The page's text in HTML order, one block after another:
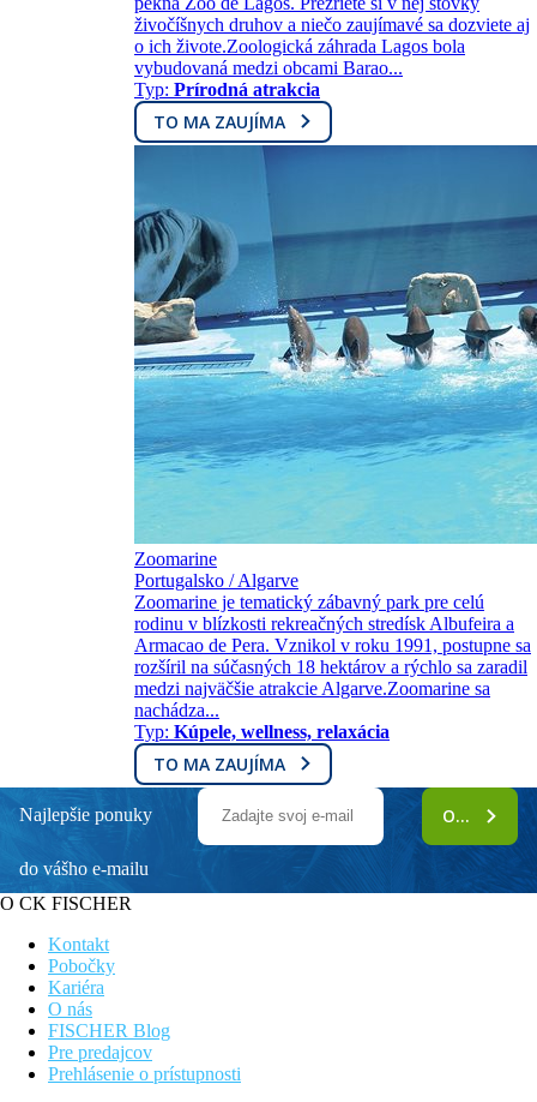
živočíšnych druhov a niečo zaujímavé sa dozviete aj
o ich živote.Zoologická záhrada Lagos bola
vybudovaná medzi obcami Barao...
Typ: Prírodná atrakcia
TO MA ZAUJÍMA
Zoomarine
Portugalsko / Algarve
Zoomarine je tematický zábavný park pre celú
rodinu v blízkosti rekreačných stredísk Albufeira a
Armacao de Pera. Vznikol v roku 1991, postupne sa
rozšíril na súčasných 18 hektárov a rýchlo sa zaradil
medzi najväčšie atrakcie Algarve.Zoomarine sa
nachádza...
Typ: Kúpele, wellness, relaxácia
TO MA ZAUJÍMA
Najlepšie ponuky
do vášho e-mailu
ODOBERAŤ
O CK FISCHER
Kontakt
Pobočky
Kariéra
O nás
FISCHER Blog
Pre predajcov
Prehlásenie o prístupnosti